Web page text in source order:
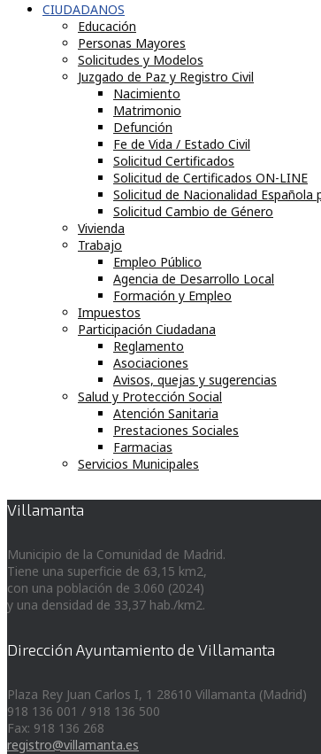
CIUDADANOS
Educación
Personas Mayores
Solicitudes y Modelos
Juzgado de Paz y Registro Civil
Nacimiento
Matrimonio
Defunción
Fe de Vida / Estado Civil
Solicitud Certificados
Solicitud de Certificados ON-LINE
Solicitud de Nacionalidad Española
Solicitud Cambio de Género
Vivienda
Trabajo
Empleo Público
Agencia de Desarrollo Local
Formación y Empleo
Impuestos
Participación Ciudadana
Reglamento
Asociaciones
Avisos, quejas y sugerencias
Salud y Protección Social
Atención Sanitaria
Prestaciones Sociales
Farmacias
Servicios Municipales
Villamanta
Municipio de la Comunidad de Madrid.
Tiene una superficie de 63,15 km2,
con una población de 3.060 (2024)
y una densidad de 33,37 hab./km2.
Dirección Ayuntamiento de Villamanta
Plaza Rey Juan Carlos I, 1 28610 Villamanta (Madrid)
918 136 001 / 918 136 500
Fax: 918 136 268
registro@villamanta.es